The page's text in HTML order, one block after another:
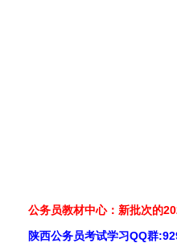
公务员教材中心：新批次的
陕西公务员考试学习QQ群